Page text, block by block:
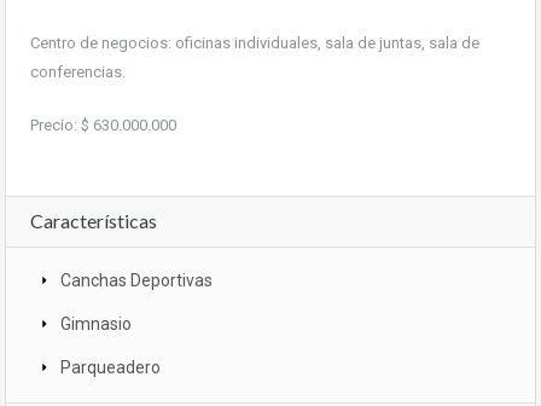
Centro de negocios: oficinas individuales, sala de juntas, sala de
conferencias.
Precio: $ 630.000.000
Características
Canchas Deportivas
Gimnasio
Parqueadero